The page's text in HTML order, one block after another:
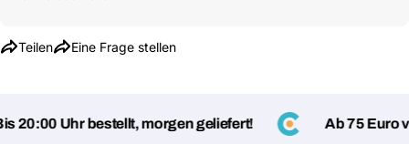
Teilen Eine Frage stellen
20:00 Uhr bestellt, morgen geliefert! Ab 75 Euro